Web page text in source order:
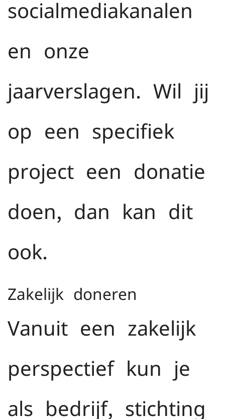
socialmediakanalen
en onze
jaarverslagen. Wil jij
op een specifiek
project een donatie
doen, dan kan dit
ook.
Zakelijk doneren
Vanuit een zakelijk
perspectief kun je
als bedrijf, stichting